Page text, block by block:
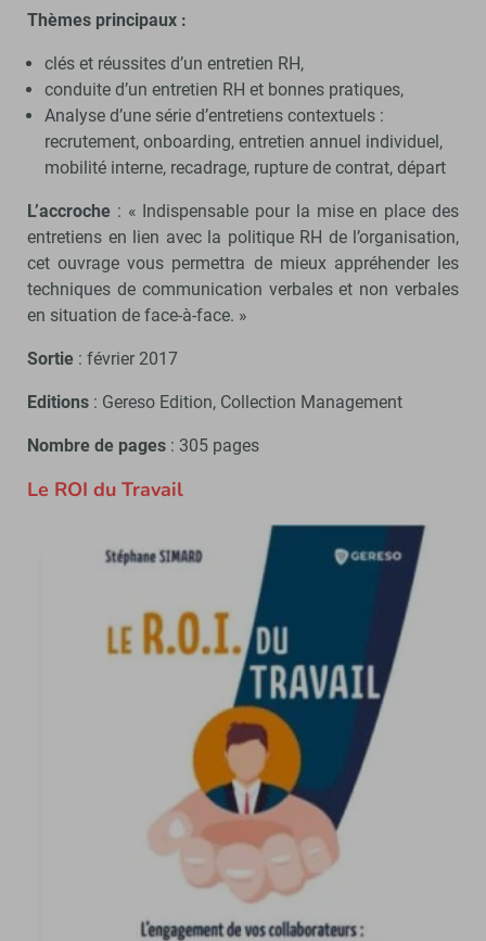
Thèmes principaux :
clés et réussites d’un entretien RH,
conduite d’un entretien RH et bonnes pratiques,
Analyse d’une série d’entretiens contextuels :
recrutement, onboarding, entretien annuel individuel,
mobilité interne, recadrage, rupture de contrat, départ
L’accroche : « Indispensable pour la mise en place des
entretiens en lien avec la politique RH de l’organisation,
cet ouvrage vous permettra de mieux appréhender les
techniques de communication verbales et non verbales
en situation de face-à-face. »
Sortie : février 2017
Editions : Gereso Edition, Collection Management
Nombre de pages : 305 pages
Le ROI du Travail